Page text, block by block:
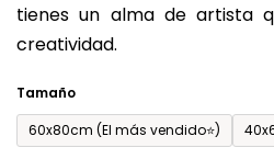
tienes un alma de artista
creatividad.
Tamaño
60x80cm (El más vendido⭐)